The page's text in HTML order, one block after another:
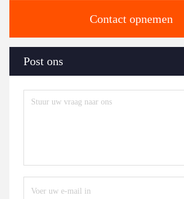
Contact opnemen
Post ons